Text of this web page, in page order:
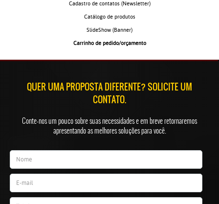
Cadastro de contatos (Newsletter)
Catálogo de produtos
SlideShow (Banner)
Carrinho de pedido/orçamento
QUER UMA PROPOSTA DIFERENTE? SOLICITE UM
CONTATO.
Conte-nos um pouco sobre suas necessidades e em breve retornaremos
apresentando as melhores soluções para você.